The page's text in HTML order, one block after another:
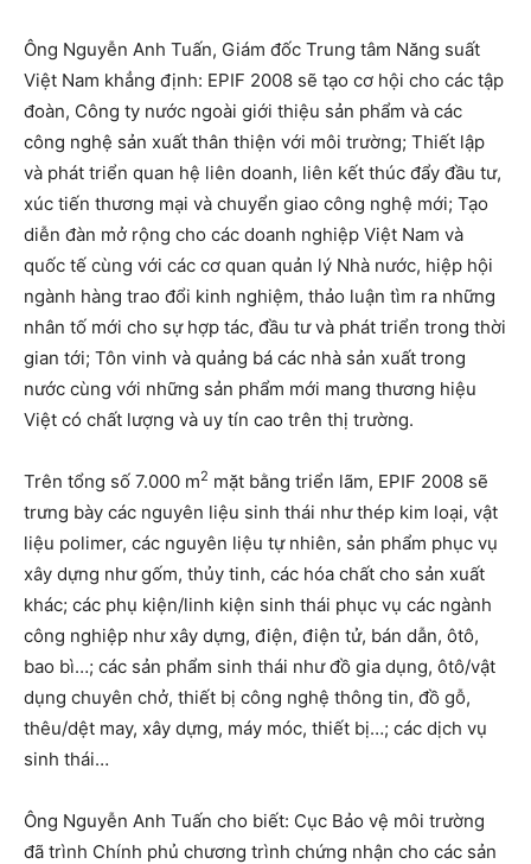
Ông Nguyễn Anh Tuấn, Giám đốc Trung tâm Năng suất
Việt Nam khẳng định: EPIF 2008 sẽ tạo cơ hội cho các tập
đoàn, Công ty nước ngoài giới thiệu sản phẩm và các
công nghệ sản xuất thân thiện với môi trường; Thiết lập
và phát triển quan hệ liên doanh, liên kết thúc đẩy đầu tư,
xúc tiến thương mại và chuyển giao công nghệ mới; Tạo
diễn đàn mở rộng cho các doanh nghiệp Việt Nam và
quốc tế cùng với các cơ quan quản lý Nhà nước, hiệp hội
ngành hàng trao đổi kinh nghiệm, thảo luận tìm ra những
nhân tố mới cho sự hợp tác, đầu tư và phát triển trong thời
gian tới; Tôn vinh và quảng bá các nhà sản xuất trong
nước cùng với những sản phẩm mới mang thương hiệu
Việt có chất lượng và uy tín cao trên thị trường.
Trên tổng số 7.000 m2 mặt bằng triển lãm, EPIF 2008 sẽ
trưng bày các nguyên liệu sinh thái như thép kim loại, vật
liệu polimer, các nguyên liệu tự nhiên, sản phẩm phục vụ
xây dựng như gốm, thủy tinh, các hóa chất cho sản xuất
khác; các phụ kiện/linh kiện sinh thái phục vụ các ngành
công nghiệp như xây dựng, điện, điện tử, bán dẫn, ôtô,
bao bì…; các sản phẩm sinh thái như đồ gia dụng, ôtô/vật
dụng chuyên chở, thiết bị công nghệ thông tin, đồ gỗ,
thêu/dệt may, xây dựng, máy móc, thiết bị…; các dịch vụ
sinh thái…
Ông Nguyễn Anh Tuấn cho biết: Cục Bảo vệ môi trường
đã trình Chính phủ chương trình chứng nhận cho các sản